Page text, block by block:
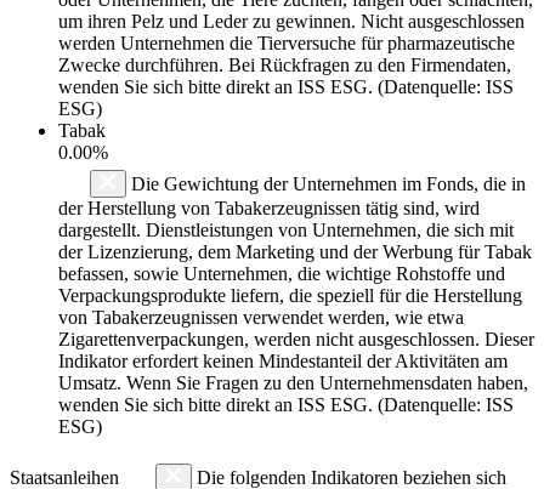
um ihren Pelz und Leder zu gewinnen. Nicht ausgeschlossen
werden Unternehmen die Tierversuche für pharmazeutische
Zwecke durchführen. Bei Rückfragen zu den Firmendaten,
wenden Sie sich bitte direkt an ISS ESG. (Datenquelle: ISS
ESG)
Tabak
0.00%
Die Gewichtung der Unternehmen im Fonds, die in
der Herstellung von Tabakerzeugnissen tätig sind, wird
dargestellt. Dienstleistungen von Unternehmen, die sich mit
der Lizenzierung, dem Marketing und der Werbung für Tabak
befassen, sowie Unternehmen, die wichtige Rohstoffe und
Verpackungsprodukte liefern, die speziell für die Herstellung
von Tabakerzeugnissen verwendet werden, wie etwa
Zigarettenverpackungen, werden nicht ausgeschlossen. Dieser
Indikator erfordert keinen Mindestanteil der Aktivitäten am
Umsatz. Wenn Sie Fragen zu den Unternehmensdaten haben,
wenden Sie sich bitte direkt an ISS ESG. (Datenquelle: ISS
ESG)
Staatsanleihen
Die folgenden Indikatoren beziehen sich